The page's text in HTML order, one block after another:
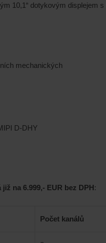
10,1“ dotykovým displejem
mechanických
D-DHY
již na 6.999,- EUR bez DPH:
Počet kanálů